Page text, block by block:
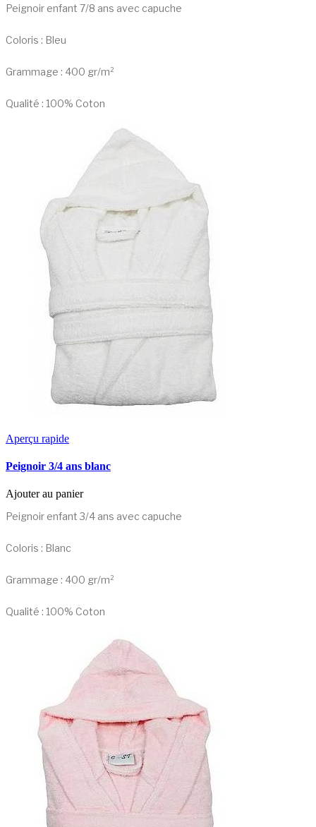
Peignoir enfant 7/8 ans avec capuche
Coloris : Bleu
Grammage : 400 gr/m²
Qualité : 100% Coton
Aperçu rapide
Peignoir 3/4 ans blanc
Ajouter au panier
Peignoir enfant 3/4 ans avec capuche
Coloris : Blanc
Grammage : 400 gr/m²
Qualité : 100% Coton